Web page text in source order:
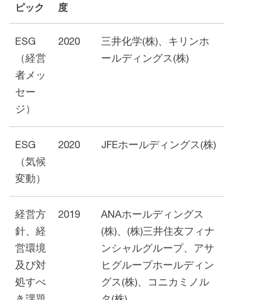
ピック
度
ESG
（経営
者メッ
セー
ジ）
2020
三井化学(株)、キリンホ
ールディングス(株)
ESG
（気候
変動）
2020 JFEホールディングス(株)
経営方
針、経
営環境
及び対
処すべ
2019
ANAホールディングス
(株)、(株)三井住友フィナ
ンシャルグループ、アサ
ヒグループホールディン
グス(株)、コニカミノル